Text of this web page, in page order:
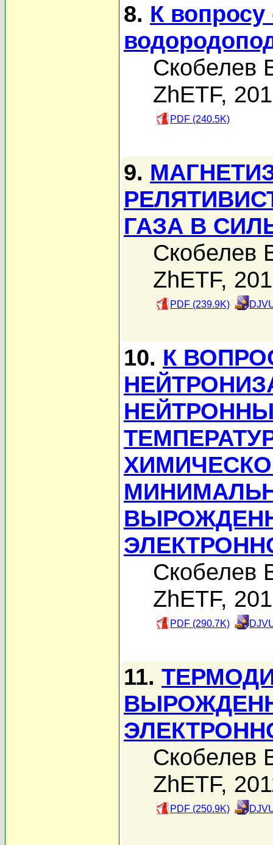
8. К вопросу
Скобелев
ZhETF,
PDF (240.5K)
9.
ГАЗА В
Скобелев
ZhETF,
PDF (239.9K)
10. К
Скобелев
ZhETF,
PDF (290.7K)
11.
Скобелев
ZhETF,
PDF (250.9K)